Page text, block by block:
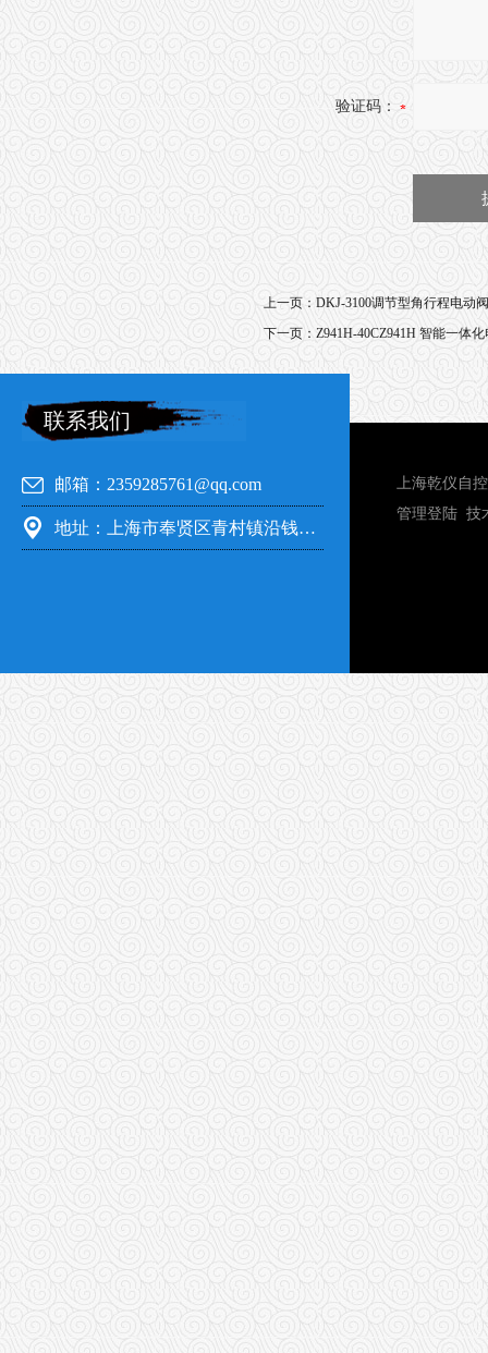
验证码：
上一页： DKJ-3100调节型角行程电动
下一页： Z941H-40CZ941H 智能一体
联系我们
邮箱：2359285761@qq.com
地址：上海市奉贤区青村镇沿钱公路351号
上海乾仪自
管理登陆 技